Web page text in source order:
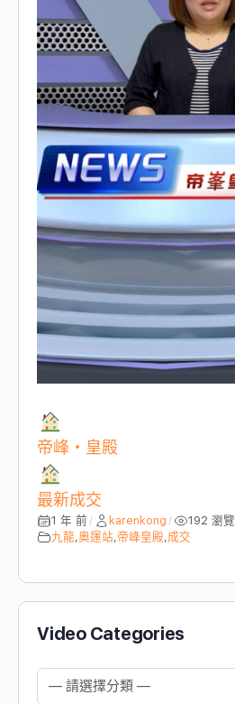
帝峰・皇殿
最新成交
1 年 前 / karenkong / 192 瀏覽
九龍 奧運站 帝峰皇殿 成交
Video Categories